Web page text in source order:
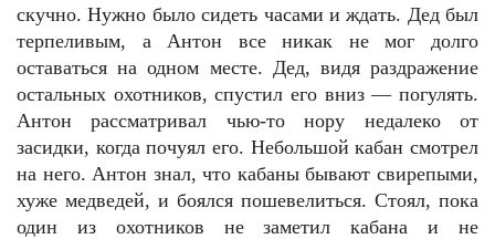
скучно. Нужно было сидеть часами и ждать. Дед был
терпеливым, а Антон все никак не мог долго
оставаться на одном месте. Дед, видя раздражение
остальных охотников, спустил его вниз — погулять.
Антон рассматривал чью-то нору недалеко от
засидки, когда почуял его. Небольшой кабан смотрел
на него. Антон знал, что кабаны бывают свирепыми,
хуже медведей, и боялся пошевелиться. Стоял, пока
один из охотников не заметил кабана и не